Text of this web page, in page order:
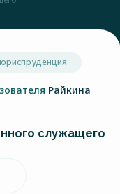
Райкина
служащего